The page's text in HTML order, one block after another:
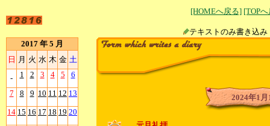
[HOMEへ戻る] [TOP
テキストのみ書
2017 年 5 月
日 月 火 水 木 金 土
- 1 2 3 4 5 6
7 8 9 10 11 12 13
14 15 16 17 18 19 20
2024年1月